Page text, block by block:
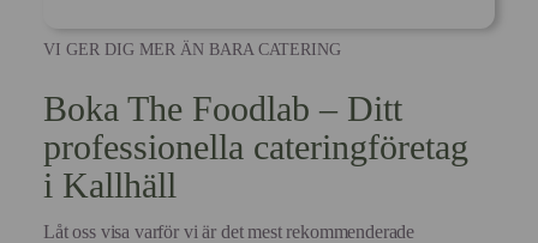
VI GER DIG MER ÄN BARA CATERING
Boka The Foodlab – Ditt
professionella cateringföretag
i Kallhäll
Låt oss visa varför vi är det mest rekommenderade